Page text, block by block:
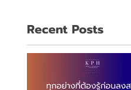
Recent Posts